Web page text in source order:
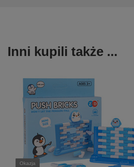
Inni kupili także ...
Okazja